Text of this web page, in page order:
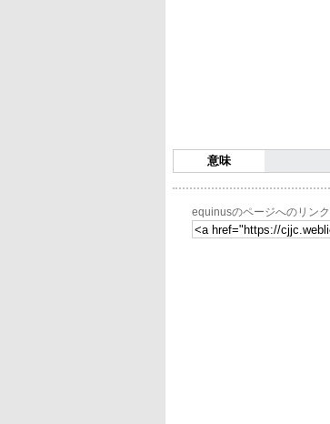
意味
equinusのページへのリンク